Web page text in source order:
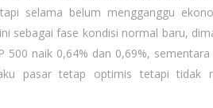
selama belum mengganggu
sebagai fase kondisi normal baru,
500 naik 0,64% dan 0,69%,
pasar tetap optimis tetapi tidak